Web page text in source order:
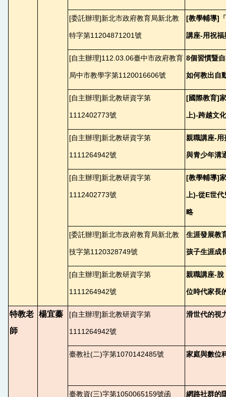
[委託辦理]新北市政府教育局新北教
特字第11204871201號
[教學輔導]
講座-用祝福
[自主辦理]112.03.06臺中市政府教育
局中市教學字第1120016606號
8個習慣暨
如何教出自
[自主辦理]新北教研資字第
1112402773號
[國際教育]
上)-跨越文
[自主辦理]新北教研資字第
1111264942號
親職講座-用
與青少年溝
[自主辦理]新北教研資字第
1112402773號
[教學輔導]
上)-從E世
略
[委託辦理]新北市政府教育局新北教
技字第1120328749號
生涯發展教
孩子生涯成
[自主辦理]新北教研資字第
1111264942號
親職講座-脫
位時代家長
特教老
師
楊宜蓁 [自主辦理]新北教研資字第
1111264942號
滑世代的視
臺教社(二)字第1070142485號 家庭與數位
臺教資(三)字第1050065159號函 網路社群的